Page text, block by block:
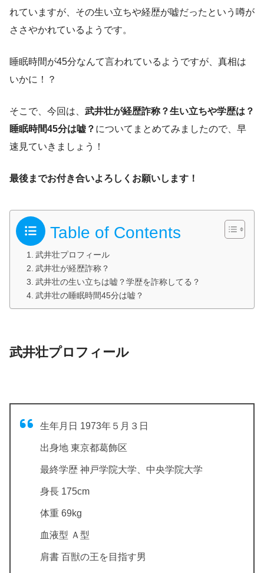
れていますが、その生い立ちや経歴が嘘だったという噂が
ささやかれているようです。
睡眠時間が45分なんて言われているようですが、真相は
いかに！？
そこで、今回は、 武井壮が経歴詐称？生い立ちや学歴は？
睡眠時間45分は嘘？ についてまとめてみましたので、早
速見ていきましょう！
最後までお付き合いよろしくお願いします！
Table of Contents
武井壮プロフィール
武井壮が経歴詐称？
武井壮の生い立ちは嘘？学歴を詐称してる？
武井壮の睡眠時間45分は嘘？
武井壮プロフィール
生年月日 1973年５月３日
出身地 東京都葛飾区
最終学歴 神戸学院大学、中央学院大学
身長 175cm
体重 69kg
血液型 Ａ型
肩書 百獣の王を目指す男